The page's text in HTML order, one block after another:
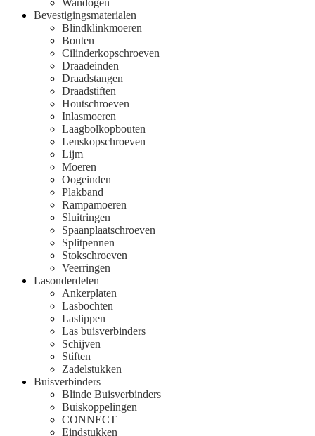
Wandogen
Bevestigingsmaterialen
Blindklinkmoeren
Bouten
Cilinderkopschroeven
Draadeinden
Draadstangen
Draadstiften
Houtschroeven
Inlasmoeren
Laagbolkopbouten
Lenskopschroeven
Lijm
Moeren
Oogeinden
Plakband
Rampamoeren
Sluitringen
Spaanplaatschroeven
Splitpennen
Stokschroeven
Veerringen
Lasonderdelen
Ankerplaten
Lasbochten
Laslippen
Las buisverbinders
Schijven
Stiften
Zadelstukken
Buisverbinders
Blinde Buisverbinders
Buiskoppelingen
CONNECT
Eindstukken